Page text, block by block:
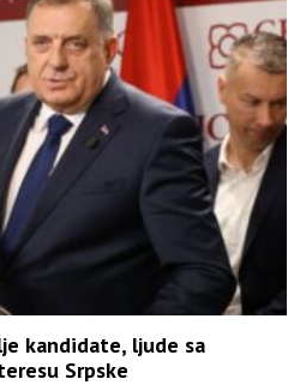
kandidate, ljude sa
Srpske